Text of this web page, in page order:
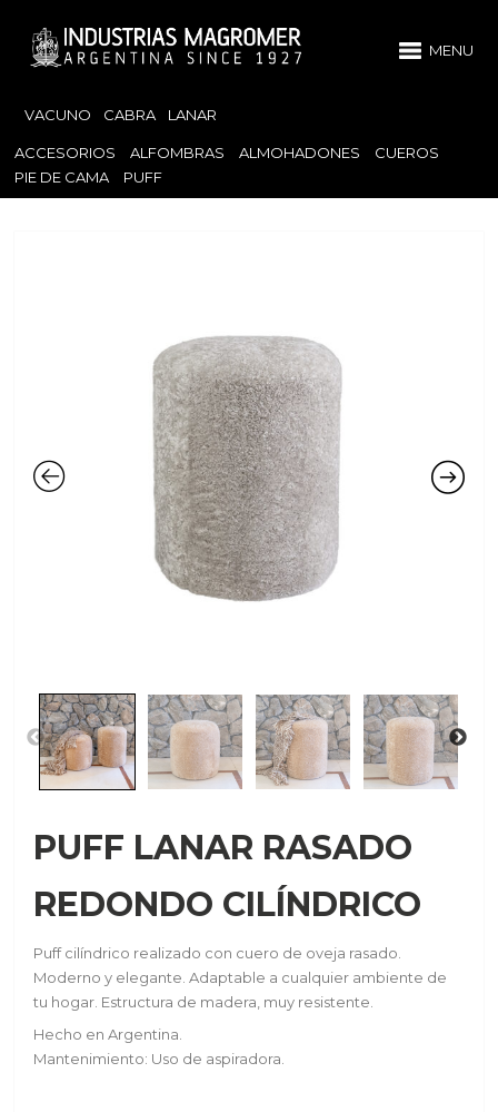
MENU
VACUNO CABRA LANAR
ACCESORIOS ALFOMBRAS ALMOHADONES
CUEROS
PIE DE CAMA
PUFF
PUFF LANAR RASADO
REDONDO CILÍNDRICO
Puff cilíndrico realizado con cuero de oveja rasado.
Moderno y elegante. Adaptable a cualquier ambiente de
tu hogar. Estructura de madera, muy resistente.
Hecho en Argentina.
Mantenimiento: Uso de aspiradora.